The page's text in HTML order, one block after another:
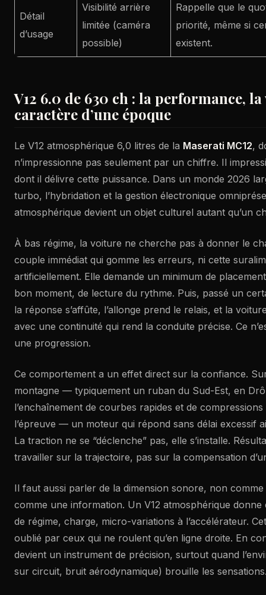
Détail
d’usage
Visibilité arrière
limitée (caméra
possible)
Rappelle que le
priorité, même si
existent.
V12 6.0 de 630 ch : la performance, la
caractère d’une époque
Le V12 atmosphérique 6,0 litres de la Maserati MC12,
n’impressionne pas seulement par un chiffre. Il
dont il délivre cette puissance. Dans un monde 2026
turbo, l’hybridation et la gestion électronique
atmosphérique devient un objet culturel autant qu’un
À bas régime, la voiture ne cherche pas à donner le
couple immédiat qui gomme les erreurs, ni cette
artificiellement. Elle demande un minimum de
bon moment, de lecture du rythme. Puis, passé un
la réponse s’affûte, l’allonge prend le relais, et la
avec une continuité qui rend la conduite précise. Ce
une progression.
Ce comportement a un effet direct sur la confiance.
montagne — typiquement un ruban du Sud-Est, en
l’enchaînement de courbes rapides et de
l’épreuve — un moteur qui répond sans délai excessif
La traction ne se “déclenche” pas, elle s’installe.
travailler sur la trajectoire, pas sur la compensation
Il faut aussi parler de la dimension sonore, non
comme une information. Un V12 atmosphérique donne
de régime, charge, micro-variations à l’accélérateur.
oublié par ceux qui ne roulent qu’en ligne droite. En
devient un instrument de précision, surtout quand
sur circuit, bruit aérodynamique) brouille les